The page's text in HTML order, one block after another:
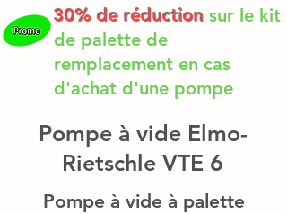
30% de réduction sur le kit
de palette de
remplacement en cas
d'achat d'une pompe
Pompe à vide Elmo-
Rietschle VTE 6
Pompe à vide à palette